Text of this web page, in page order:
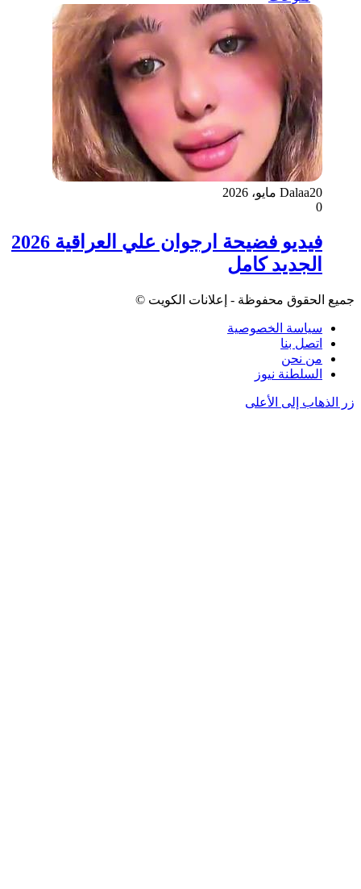
Dalaa20 مايو، 2026
0
فيديو فضيحة ارجوان علي العراقية 2026
الجديد كامل
جميع الحقوق محفوظة - إعلانات الكويت ©
سياسة الخصوصية
اتصل بنا
من نحن
السلطنة نيوز
زر الذهاب إلى الأعلى